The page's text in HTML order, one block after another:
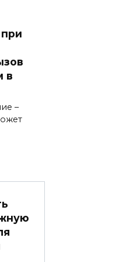
в
–